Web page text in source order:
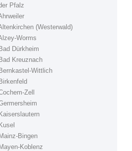
Pfalz
(Westerwald)
Worms
Dürkheim
Kreuznach
Wittlich
Zell
Bingen
Koblenz